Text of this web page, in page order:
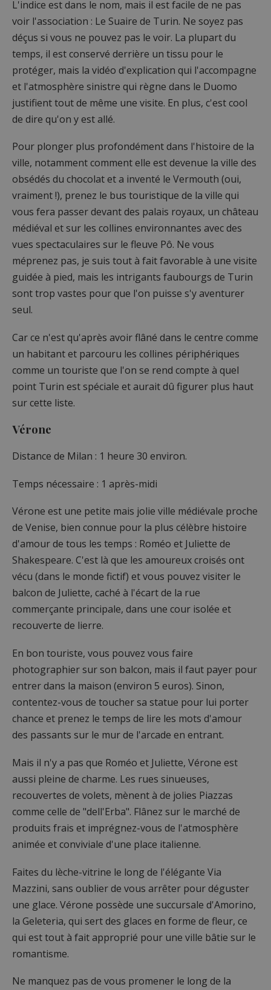
L'indice est dans le nom, mais il est facile de ne pas
voir l'association : Le Suaire de Turin. Ne soyez pas
déçus si vous ne pouvez pas le voir. La plupart du
temps, il est conservé derrière un tissu pour le
protéger, mais la vidéo d'explication qui l'accompagne
et l'atmosphère sinistre qui règne dans le Duomo
justifient tout de même une visite. En plus, c'est cool
de dire qu'on y est allé.
Pour plonger plus profondément dans l'histoire de la
ville, notamment comment elle est devenue la ville des
obsédés du chocolat et a inventé le Vermouth (oui,
vraiment !), prenez le bus touristique de la ville qui
vous fera passer devant des palais royaux, un château
médiéval et sur les collines environnantes avec des
vues spectaculaires sur le fleuve Pô. Ne vous
méprenez pas, je suis tout à fait favorable à une visite
guidée à pied, mais les intrigants faubourgs de Turin
sont trop vastes pour que l'on puisse s'y aventurer
seul.
Car ce n'est qu'après avoir flâné dans le centre comme
un habitant et parcouru les collines périphériques
comme un touriste que l'on se rend compte à quel
point Turin est spéciale et aurait dû figurer plus haut
sur cette liste.
Vérone
Distance de Milan : 1 heure 30 environ.
Temps nécessaire : 1 après-midi
Vérone est une petite mais jolie ville médiévale proche
de Venise, bien connue pour la plus célèbre histoire
d'amour de tous les temps : Roméo et Juliette de
Shakespeare. C'est là que les amoureux croisés ont
vécu (dans le monde fictif) et vous pouvez visiter le
balcon de Juliette, caché à l'écart de la rue
commerçante principale, dans une cour isolée et
recouverte de lierre.
En bon touriste, vous pouvez vous faire
photographier sur son balcon, mais il faut payer pour
entrer dans la maison (environ 5 euros). Sinon,
contentez-vous de toucher sa statue pour lui porter
chance et prenez le temps de lire les mots d'amour
des passants sur le mur de l'arcade en entrant.
Mais il n'y a pas que Roméo et Juliette, Vérone est
aussi pleine de charme. Les rues sinueuses,
recouvertes de volets, mènent à de jolies Piazzas
comme celle de "dell'Erba". Flânez sur le marché de
produits frais et imprégnez-vous de l'atmosphère
animée et conviviale d'une place italienne.
Faites du lèche-vitrine le long de l'élégante Via
Mazzini, sans oublier de vous arrêter pour déguster
une glace. Vérone possède une succursale d'Amorino,
la Geleteria, qui sert des glaces en forme de fleur, ce
qui est tout à fait approprié pour une ville bâtie sur le
romantisme.
Ne manquez pas de vous promener le long de la